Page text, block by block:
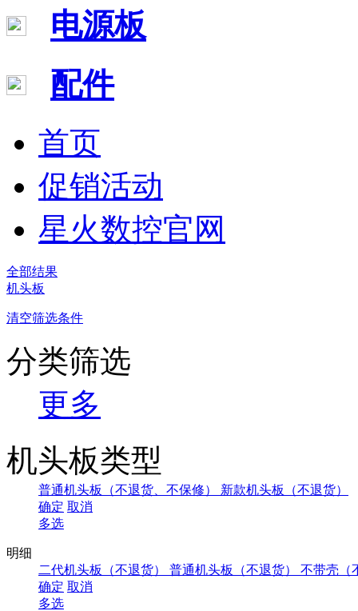
电源板
配件
首页
促销活动
星火数控官网
全部结果
机头板
清空筛选条件
分类筛选
更多
机头板类型
普通机头板（不退货、不保修）
新款机头板（不退货）
确定 取消
多选
明细
二代机头板（不退货）
普通机头板（不退货）
不带壳（
确定 取消
多选